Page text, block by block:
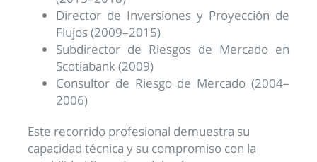
Director de Inversiones y Proyección de
Flujos (2009–2015)
Subdirector de Riesgos de Mercado en
Scotiabank (2009)
Consultor de Riesgo de Mercado (2004–
2006)
Este recorrido profesional demuestra su
capacidad técnica y su compromiso con la